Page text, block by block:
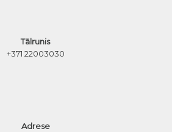
Tālrunis
+371 22003030
Adrese